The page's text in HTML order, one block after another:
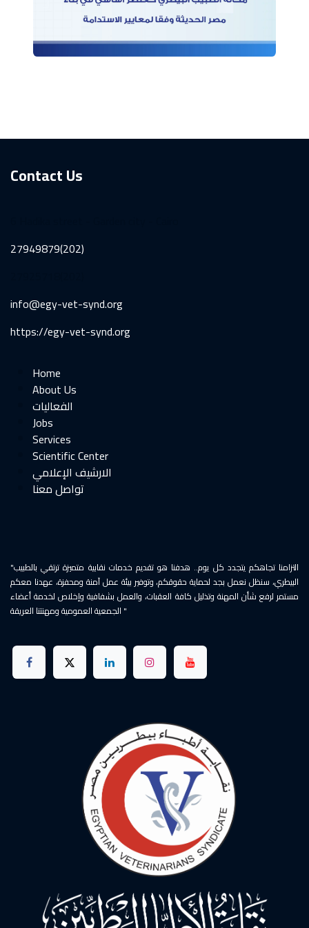
Contact Us
27949879(202)
info@egy-vet-synd.org
https://egy-vet-synd.org
Home
About Us
الفعاليات
Jobs
Services
Scientific Center
الارشيف الإعلامي
"التزامنا تجاهكم يتجدد كل يوم.. هدفنا هو تقديم خدمات نقابية متميزة ترتقي بالطبيب
البيطري، سنظل نعمل بجد لحماية حقوقكم، وتوفير بيئة عمل آمنة ومحفزة، عهدنا معكم
مستمر لرفع شأن المهنة وتذليل كافة العقبات، والعمل بشفافية وإخلاص لخدمة أعضاء
الجمعية العمومية ومهنتنا العريقة "